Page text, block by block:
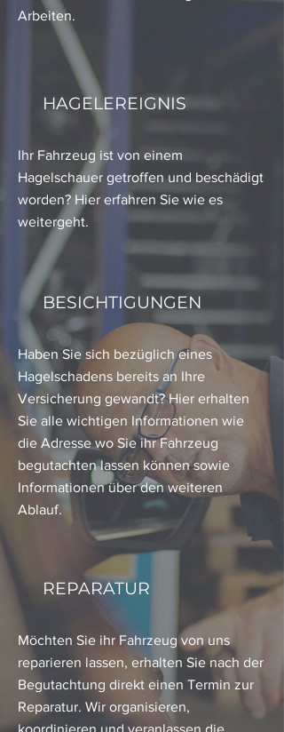
Arbeiten.
HAGELEREIGNIS
Ihr Fahrzeug ist von einem
Hagelschauer getroffen und beschädigt
worden? Hier erfahren Sie wie es
weitergeht.
BESICHTIGUNGEN
Haben Sie sich bezüglich eines
Hagelschadens bereits an Ihre
Versicherung gewandt? Hier erhalten
Sie alle wichtigen Informationen wie
die Adresse wo Sie ihr Fahrzeug
begutachten lassen können sowie
Informationen über den weiteren
Ablauf.
REPARATUR
Möchten Sie ihr Fahrzeug von uns
reparieren lassen, erhalten Sie nach der
Begutachtung direkt einen Termin zur
Reparatur. Wir organisieren,
koordinieren und veranlassen die